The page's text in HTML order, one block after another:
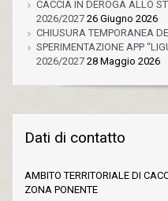
CACCIA IN DEROGA ALLO
2026/2027 26 Giugno 2026
CHIUSURA TEMPORANEA
SPERIMENTAZIONE APP
2026/2027 28 Maggio 2026
Dati di contatto
AMBITO TERRITORIALE DI
ZONA PONENTE